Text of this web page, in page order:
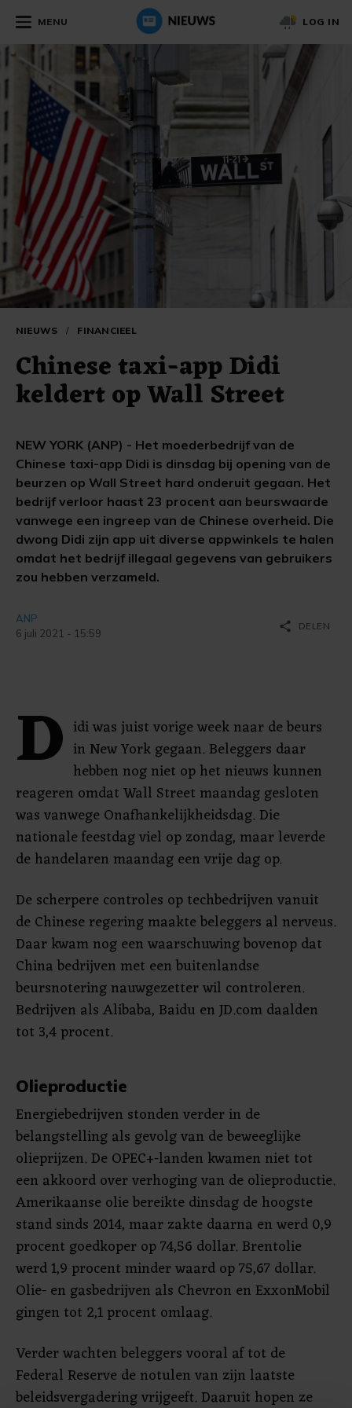
MENU LOG IN
NIEUWS / FINANCIEEL
Chinese taxi-app Didi
keldert op Wall Street
NEW YORK (ANP) - Het moederbedrijf van de
Chinese taxi-app Didi is dinsdag bij opening van de
beurzen op Wall Street hard onderuit gegaan. Het
bedrijf verloor haast 23 procent aan beurswaarde
vanwege een ingreep van de Chinese overheid. Die
dwong Didi zijn app uit diverse appwinkels te halen
omdat het bedrijf illegaal gegevens van gebruikers
zou hebben verzameld.
ANP
6 juli 2021 - 15:59
share DELEN
D idi was juist vorige week naar de beurs
in New York gegaan. Beleggers daar
hebben nog niet op het nieuws kunnen
reageren omdat Wall Street maandag gesloten
was vanwege Onafhankelijkheidsdag. Die
nationale feestdag viel op zondag, maar leverde
de handelaren maandag een vrije dag op.
De scherpere controles op techbedrijven vanuit
de Chinese regering maakte beleggers al nerveus.
Daar kwam nog een waarschuwing bovenop dat
China bedrijven met een buitenlandse
beursnotering nauwgezetter wil controleren.
Bedrijven als Alibaba, Baidu en JD.com daalden
tot 3,4 procent.
Olieproductie
Energiebedrijven stonden verder in de
belangstelling als gevolg van de beweeglijke
olieprijzen. De OPEC+-landen kwamen niet tot
een akkoord over verhoging van de olieproductie.
Amerikaanse olie bereikte dinsdag de hoogste
stand sinds 2014, maar zakte daarna en werd 0,9
procent goedkoper op 74,56 dollar. Brentolie
werd 1,9 procent minder waard op 75,67 dollar.
Olie- en gasbedrijven als Chevron en ExxonMobil
gingen tot 2,1 procent omlaag.
Verder wachten beleggers vooral af tot de
Federal Reserve de notulen van zijn laatste
beleidsvergadering vrijgeeft. Daaruit hopen ze